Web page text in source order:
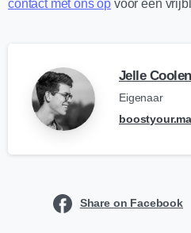
contact met ons op voor een
Jelle Coolen
Eigenaar
Share on Facebook